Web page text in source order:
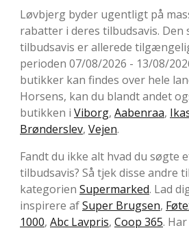
Løvbjerg byder ugentligt på
rabatter i deres tilbudsavis. Den
tilbudsavis er allerede
perioden 07/08/2026 - 13/08/
butikker kan findes over hele
Horsens, kan du blandt andet
butikken i Viborg, Aabenraa,
Brønderslev, Vejen.
Fandt du ikke alt hvad du søgte
tilbudsavis? Så tjek disse andre
kategorien Supermarked. Lad
inspirere afSuper Brugsen,
1000, Abc Lavpris, Coop 365.